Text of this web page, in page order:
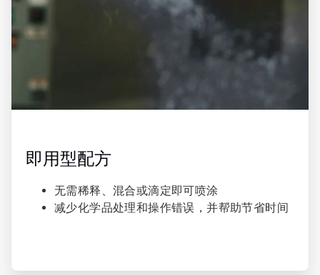
4
即用型配方​
无需稀释、混合或滴定即可喷涂
减少化学品处理和操作错误，并帮助节省时间